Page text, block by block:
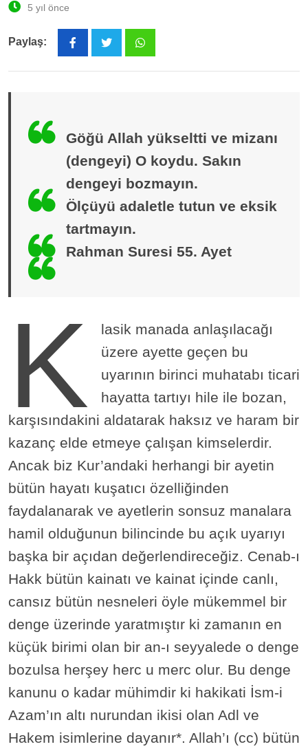
5 yıl önce
Paylaş:
Göğü Allah yükseltti ve mizanı
(dengeyi) O koydu. Sakın
dengeyi bozmayın.
Ölçüyü adaletle tutun ve eksik
tartmayın.
Rahman Suresi 55. Ayet
K
lasik manada anlaşılacağı
üzere ayette geçen bu
uyarının birinci muhatabı ticari
hayatta tartıyı hile ile bozan,
karşısındakini aldatarak haksız ve haram bir
kazanç elde etmeye çalışan kimselerdir.
Ancak biz Kur’andaki herhangi bir ayetin
bütün hayatı kuşatıcı özelliğinden
faydalanarak ve ayetlerin sonsuz manalara
hamil olduğunun bilincinde bu açık uyarıyı
başka bir açıdan değerlendireceğiz. Cenab-ı
Hakk bütün kainatı ve kainat içinde canlı,
cansız bütün nesneleri öyle mükemmel bir
denge üzerinde yaratmıştır ki zamanın en
küçük birimi olan bir an-ı seyyalede o denge
bozulsa herşey herc u merc olur. Bu denge
kanunu o kadar mühimdir ki hakikati İsm-i
Azam’ın altı nurundan ikisi olan Adl ve
Hakem isimlerine dayanır*. Allah’ı (cc) bütün